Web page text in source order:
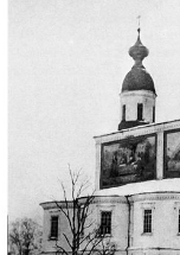
Главная